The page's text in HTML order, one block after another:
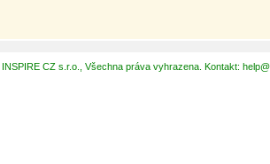
CZ s.r.o., Všechna práva vyhrazena. Kontakt: